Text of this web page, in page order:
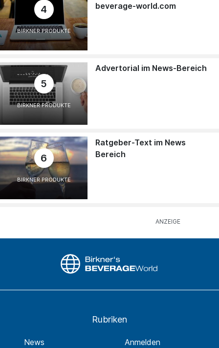
4
BIRKNER PRODUKTE
beverage-world.com
5
BIRKNER PRODUKTE
Advertorial im News-Bereich
6
BIRKNER PRODUKTE
Ratgeber-Text im News
Bereich
Rubriken
News
Anmelden